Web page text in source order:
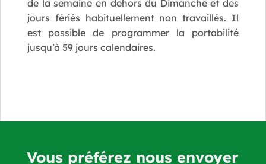
de la semaine en dehors du Dimanche et des
jours fériés habituellement non travaillés. Il
est possible de programmer la portabilité
jusqu’à 59 jours calendaires.
Vous préférez nous envoyer